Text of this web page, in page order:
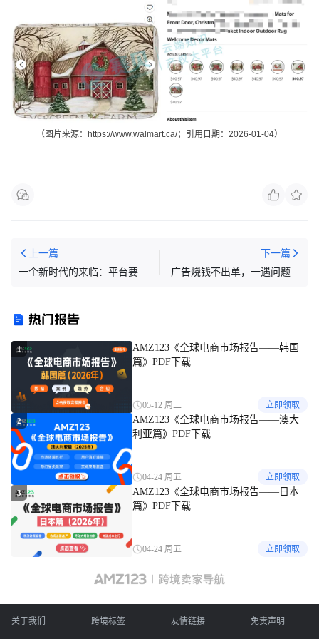
（图片来源： https://www.walmart.ca/；引用日期：2026-01-04）
上一篇
一个新时代的来临：平台要替
下一篇
广告烧钱不出单，一遇问题就
热门报告
1
AMZ123《全球电商市场报告——韩国
篇》PDF下载
05-12 周二 立即领取
2
AMZ123《全球电商市场报告——澳大
利亚篇》PDF下载
04-24 周五 立即领取
3
AMZ123《全球电商市场报告——日本
篇》PDF下载
04-24 周五 立即领取
关于我们 跨境标签 友情链接 免责声明